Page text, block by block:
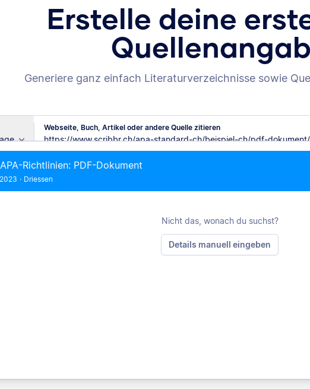
Erstelle deine
Generiere ganz einfach Literaturverzeichnisse sowie
Webseite, Buch, Artikel oder andere Quelle zitieren
Richtlinien: PDF-Dokument
2023 · Driessen
Nicht das, wonach du suchst?
Details manuell eingeben